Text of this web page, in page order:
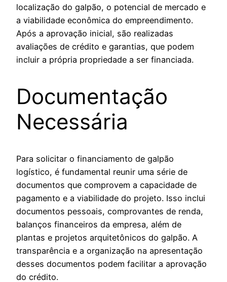
localização do galpão, o potencial de mercado e
a viabilidade econômica do empreendimento.
Após a aprovação inicial, são realizadas
avaliações de crédito e garantias, que podem
incluir a própria propriedade a ser financiada.
Documentação
Necessária
Para solicitar o financiamento de galpão
logístico, é fundamental reunir uma série de
documentos que comprovem a capacidade de
pagamento e a viabilidade do projeto. Isso inclui
documentos pessoais, comprovantes de renda,
balanços financeiros da empresa, além de
plantas e projetos arquitetônicos do galpão. A
transparência e a organização na apresentação
desses documentos podem facilitar a aprovação
do crédito.